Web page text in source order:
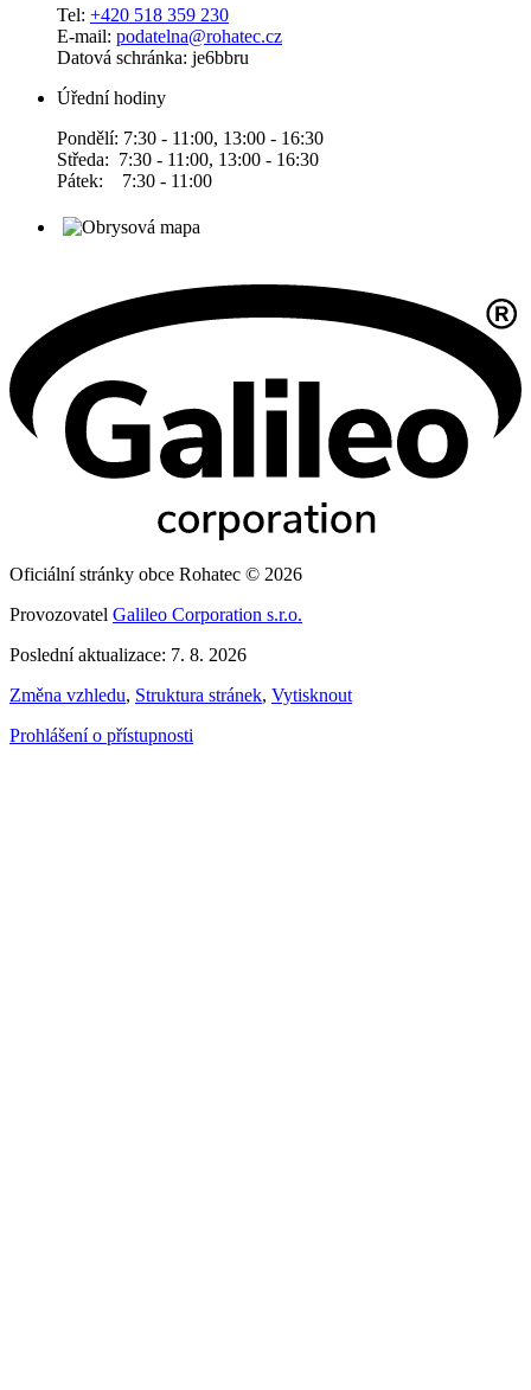
Tel: +420 518 359 230
E-mail: podatelna@rohatec.cz
Datová schránka: je6bbru
Úřední hodiny
Pondělí: 7:30 - 11:00, 13:00 - 16:30
Středa: 7:30 - 11:00, 13:00 - 16:30
Pátek: 7:30 - 11:00
Oficiální stránky obce Rohatec © 2026
Provozovatel Galileo Corporation s.r.o.
Poslední aktualizace: 7. 8. 2026
Změna vzhledu, Struktura stránek, Vytisknout
Prohlášení o přístupnosti